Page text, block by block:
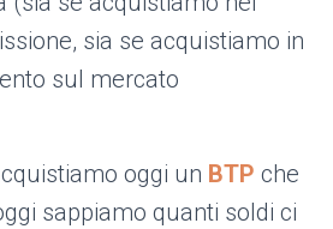
sia se acquistiamo in
sul mercato
oggi un BTP che
sappiamo quanti soldi ci